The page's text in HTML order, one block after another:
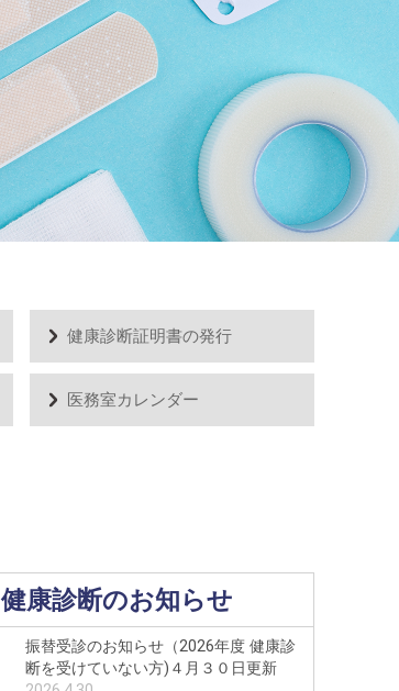
健康診断証明書の発行
医務室カレンダー
健康診断のお知らせ
振替受診のお知らせ（2026年度 健康診
断を受けていない方)４月３０日更新